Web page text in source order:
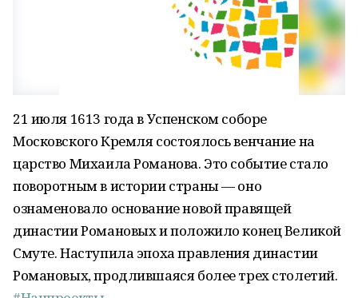
21 июля 1613 года в Успенском соборе
Московского Кремля состоялось венчание на
царство Михаила Романова. Это событие стало
поворотным в истории страны — оно
ознаменовало основание новой правящей
династии Романовых и положило конец Великой
Смуте. Наступила эпоха правления династии
Романовых, продлившаяся более трех столетий.